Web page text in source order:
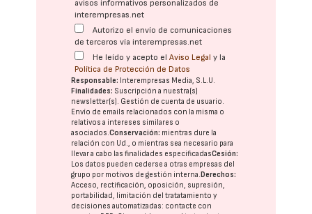
avisos informativos personalizados de
interempresas.net
Autorizo el envío de comunicaciones
de terceros vía interempresas.net
He leído y acepto elAviso Legal y la
Política de Protección de Datos
Responsable: Interempresas Media, S.L.U.
Finalidades: Suscripción a nuestra(s)
newsletter(s). Gestión de cuenta de usuario.
Envío de emails relacionados con la misma o
relativos a intereses similares o
asociados.Conservación: mientras dure la
relación con Ud., o mientras sea necesario para
llevar a cabo las finalidades especificadasCesión:
Los datos pueden cederse a otras empresas del
grupo por motivos de gestión interna.Derechos:
Acceso, rectificación, oposición, supresión,
portabilidad, limitación del tratatamiento y
decisiones automatizadas: contacte con